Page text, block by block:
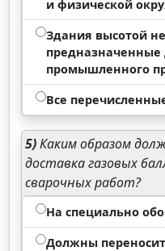
и физической
Здания высотой
предназначенные
промышленного
Все
5)Каким образом
доставка газовых
сварочных работ?
На специально
Должны